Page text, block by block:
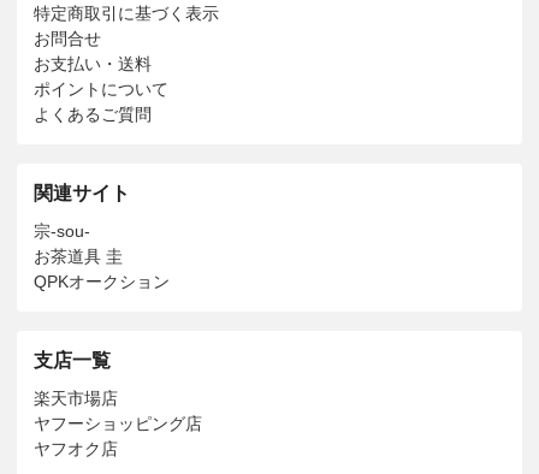
特定商取引に基づく表示
お問合せ
お支払い・送料
ポイントについて
よくあるご質問
関連サイト
宗-sou-
お茶道具 圭
QPKオークション
支店一覧
楽天市場店
ヤフーショッピング店
ヤフオク店